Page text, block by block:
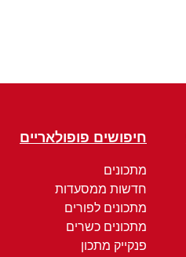
חיפושים פופולאריים
מתכונים
חדשות ממסעדות
מתכונים לפורים
מתכונים כשרים
פנקייק מתכון